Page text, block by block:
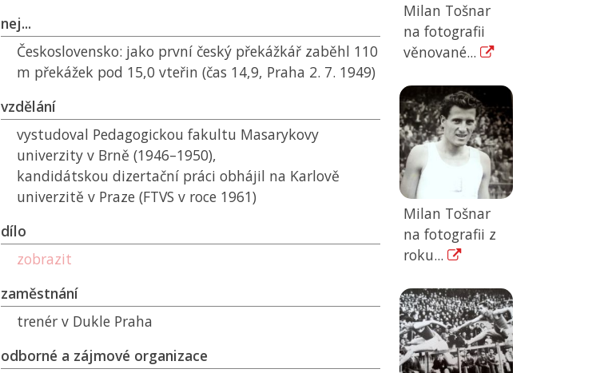
nej...
Československo: jako první český překážkář zaběhl 110
m překážek pod 15,0 vteřin (čas 14,9, Praha 2. 7. 1949)
vzdělání
vystudoval Pedagogickou fakultu Masarykovy
univerzity v Brně (1946–1950),
kandidátskou dizertační práci obhájil na Karlově
univerzitě v Praze (FTVS v roce 1961)
dílo
zobrazit
zaměstnání
trenér v Dukle Praha
odborné a zájmové organizace
Milan Tošnar
na fotografii
věnované...
Milan Tošnar
na fotografii z
roku...